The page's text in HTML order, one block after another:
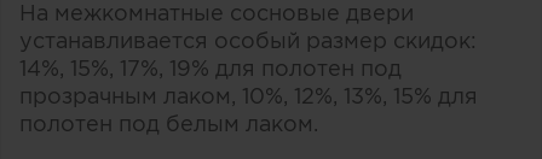
На межкомнатные сосновые двери
устанавливается особый размер скидок:
14%, 15%, 17%, 19% для полотен под
прозрачным лаком, 10%, 12%, 13%, 15% для
полотен под белым лаком.